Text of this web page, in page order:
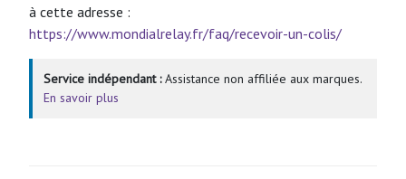
à cette adresse :
https://www.mondialrelay.fr/faq/recevoir-un-colis/
Service indépendant :Assistance non affiliée aux marques.
En savoir plus